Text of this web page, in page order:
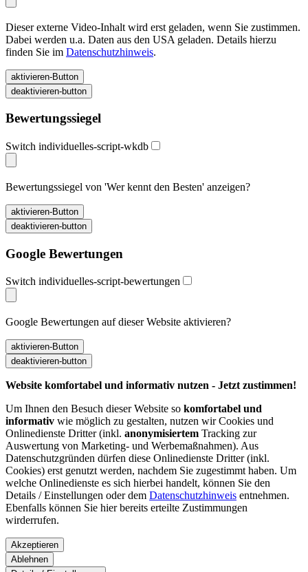
Dieser externe Video-Inhalt wird erst geladen, wenn Sie zustimmen.
Dabei werden u.a. Daten aus den USA geladen. Details hierzu
finden Sie im Datenschutzhinweis.
Bewertungssiegel
Switch individuelles-script-wkdb
Bewertungssiegel von 'Wer kennt den Besten' anzeigen?
Google Bewertungen
Switch individuelles-script-bewertungen
Google Bewertungen auf dieser Website aktivieren?
Website komfortabel und informativ nutzen - Jetzt zustimmen!
Um Ihnen den Besuch dieser Website so komfortabel und
informativ wie möglich zu gestalten, nutzen wir Cookies und
Onlinedienste Dritter (inkl. anonymisiertem Tracking zur
Auswertung von Marketing- und Werbemaßnahmen). Aus
Datenschutzgründen dürfen diese Onlinedienste Dritter (inkl.
Cookies) erst genutzt werden, nachdem Sie zugestimmt haben. Um
welche Onlinedienste es sich hierbei handelt, können Sie den
Details / Einstellungen oder dem Datenschutzhinweis entnehmen.
Ebenfalls können Sie hier bereits erteilte Zustimmungen
wirderrufen.